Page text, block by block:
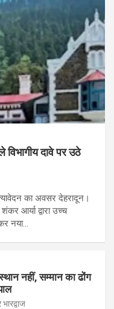
विभागीय दावे पर उठे
का अवसर देहरादून।
आर्या द्वारा उच्च
नया…
नहीं, सम्मान का ढोंग
भारद्वाज